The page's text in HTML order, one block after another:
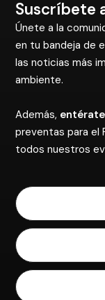
Suscríbete
Únete a la
en tu bandeja de
las noticias más
ambiente.
Además,
preventas para el
todos nuestros